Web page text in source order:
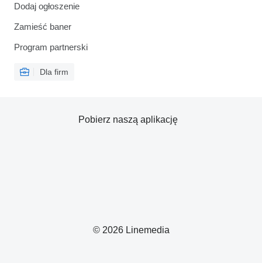
Dodaj ogłoszenie
Zamieść baner
Program partnerski
Dla firm
© 2026 Linemedia
Pobierz naszą aplikację